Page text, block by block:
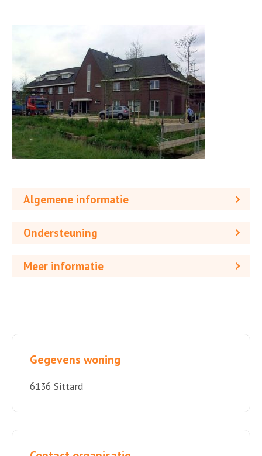
Algemene informatie
Ondersteuning
Meer informatie
Gegevens woning
6136 Sittard